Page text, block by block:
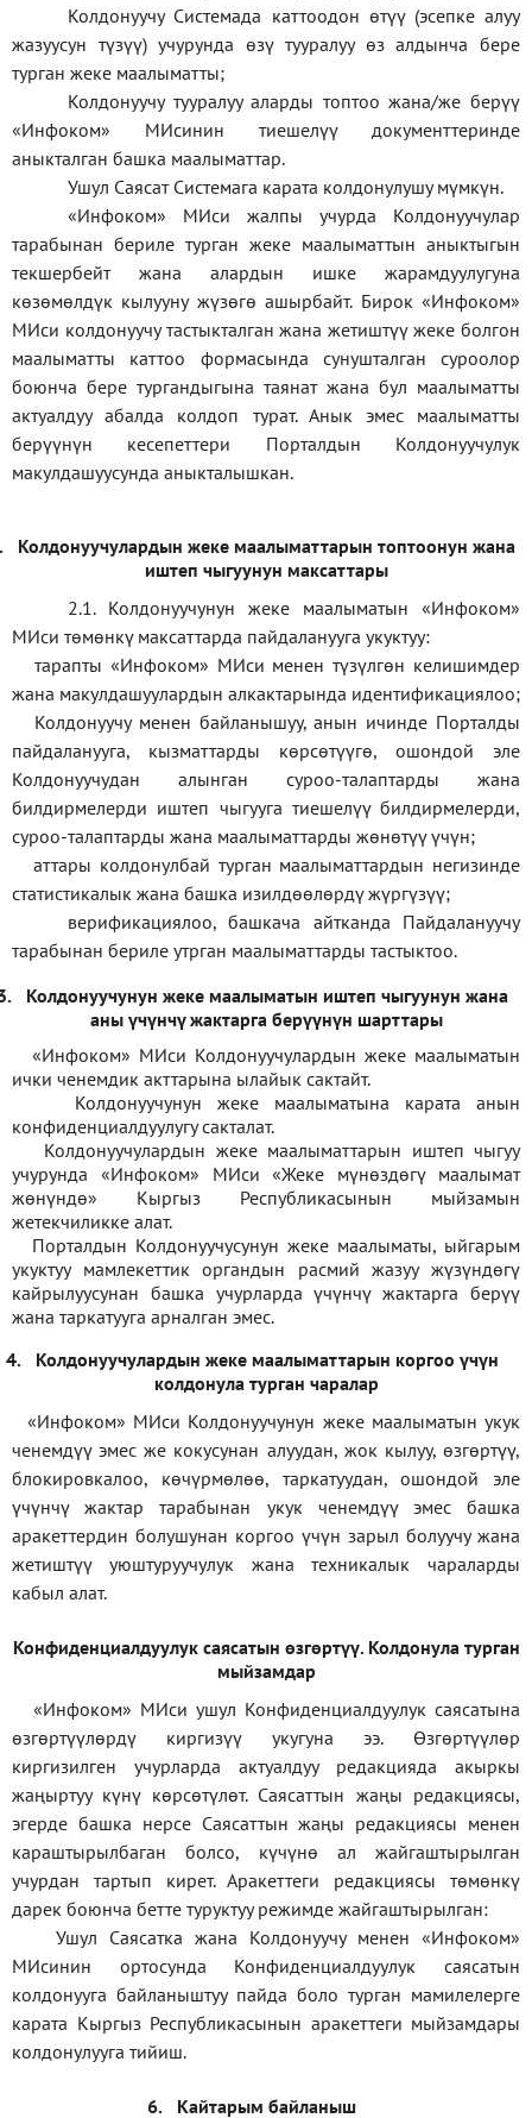
Колдонуучу Системада каттоодон өтүү (эсепке алуу
жазуусун түзүү) учурунда өзү тууралуу өз алдынча бере
турган жеке маалыматты;
Колдонуучу тууралуу аларды топтоо жана/же берүү
«Инфоком» МИсинин тиешелүү документтеринде
аныкталган башка маалыматтар.
Ушул Саясат Системага карата колдонулушу мүмкүн.
«Инфоком» МИси жалпы учурда Колдонуучулар
тарабынан бериле турган жеке маалыматтын аныктыгын
текшербейт жана алардын ишке жарамдуулугуна
көзөмөлдүк кылууну жүзөгө ашырбайт. Бирок «Инфоком»
МИси колдонуучу тастыкталган жана жетиштүү жеке болгон
маалыматты каттоо формасында сунушталган суроолор
боюнча бере тургандыгына таянат жана бул маалыматты
актуалдуу абалда колдоп турат. Анык эмес маалыматты
берүүнүн кесепеттери Порталдын Колдонуучулук
макулдашуусунда аныкталышкан.
Колдонуучулардын жеке маалыматтарын топтоонун жана
иштеп чыгуунун максаттары
2.1. Колдонуучунун жеке маалыматын «Инфоком»
МИси төмөнкү максаттарда пайдаланууга укуктуу:
тарапты «Инфоком» МИси менен түзүлгөн келишимдер
жана макулдашуулардын алкактарында идентификациялоо;
Колдонуучу менен байланышуу, анын ичинде Порталды
пайдаланууга, кызматтарды көрсөтүүгө, ошондой эле
Колдонуучудан алынган суроо-талаптарды жана
билдирмелерди иштеп чыгууга тиешелүү билдирмелерди,
суроо-талаптарды жана маалыматтарды жөнөтүү үчүн;
аттары колдонулбай турган маалыматтардын негизинде
статистикалык жана башка изилдөөлөрдү жүргүзүү;
верификациялоо,башкача айтканда Пайдалануучу
тарабынан бериле утрган маалыматтарды тастыктоо.
Колдонуучунун жеке маалыматын иштеп чыгуунун жана
аны үчүнчү жактарга берүүнүн шарттары
«Инфоком» МИси Колдонуучулардын жеке маалыматын
ички ченемдик акттарына ылайык сактайт.
Колдонуучунун жеке маалыматына карата анын
конфиденциалдуулугу сакталат.
Колдонуучулардын жеке маалыматтарын иштеп чыгуу
учурунда «Инфоком» МИси«Жеке мүнөздөгү маалымат
жөнүндө» Кыргыз Республикасынын мыйзамын
жетекчиликке алат.
Порталдын Колдонуучусунун жеке маалыматы, ыйгарым
укуктуу мамлекеттик органдын расмий жазуу жүзүндөгү
кайрылуусунан башка учурларда үчүнчү жактарга берүү
жана таркатууга арналган эмес.
4.
Колдонуучулардын жеке маалыматтарын коргоо үчүн
колдонула турган чаралар
«Инфоком» МИси Колдонуучунун жеке маалыматын укук
ченемдүү эмес же кокусунан алуудан, жок кылуу, өзгөртүү,
блокировкалоо, көчүрмөлөө, таркатуудан, ошондой эле
үчүнчү жактар тарабынан укук ченемдүү эмес башка
аракеттердин болушунан коргоо үчүн зарыл болуучу жана
жетиштүү уюштуруучулук жана техникалык чараларды
кабыл алат.
Конфиденциалдуулук саясатын өзгөртүү. Колдонула турган
мыйзамдар
«Инфоком» МИси ушул Конфиденциалдуулук саясатына
өзгөртүүлөрдү киргизүү укугуна ээ. Өзгөртүүлөр
киргизилген учурларда актуалдуу редакцияда акыркы
жаңыртуу күнү көрсөтүлөт. Саясаттын жаңы редакциясы,
эгерде башка нерсе Саясаттын жаңы редакциясы менен
караштырылбаган болсо, күчүнө ал жайгаштырылган
учурдан тартып кирет. Аракеттеги редакциясы төмөнкү
дарек боюнча бетте туруктуу режимде жайгаштырылган:
Ушул Саясатка жана Колдонуучу менен «Инфоком»
МИсинин ортосунда Конфиденциалдуулук саясатын
колдонууга байланыштуу пайда боло турган мамилелерге
карата Кыргыз Республикасынын аракеттеги мыйзамдары
колдонулууга тийиш.
6. Кайтарым байланыш